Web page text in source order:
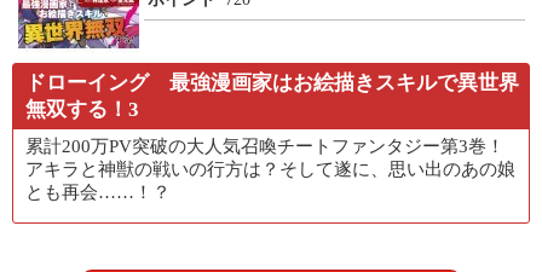
ドローイング 最強漫画家はお絵描きスキルで異世界
無双する！3
累計200万PV突破の大人気召喚チートファンタジー第3巻！
アキラと神獣の戦いの行方は？そして遂に、思い出のあの娘
とも再会……！？